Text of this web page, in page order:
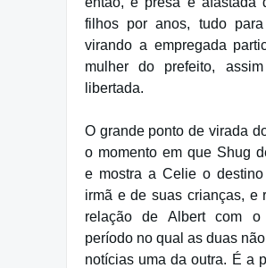
filhos por anos, tudo
virando a empregada
mulher do prefeito,
libertada.
O grande ponto de virada
o momento em que Shug
e mostra a Celie o
irmã e de suas crianças, e
relação de Albert com o
período no qual as duas
notícias uma da outra. É a